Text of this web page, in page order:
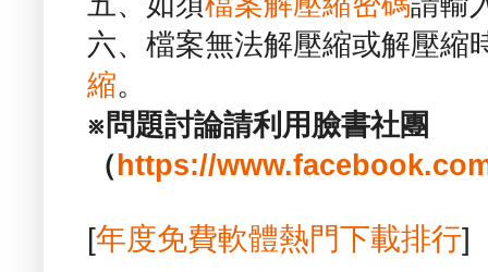
六、檔案無法解壓縮或解壓縮
縮。
※問題討論請利用臉書社團
（ https://
[年度免費軟體熱門下載排行]